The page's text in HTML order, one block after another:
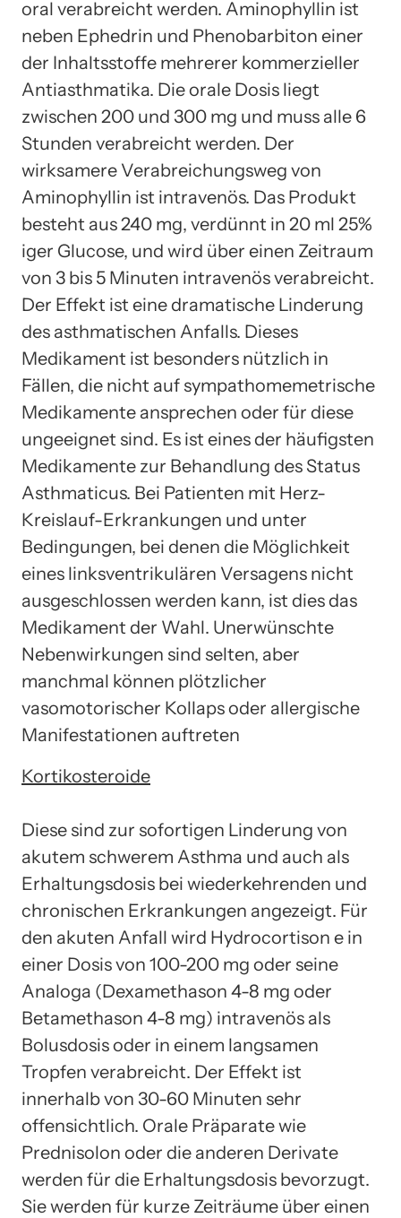
oral verabreicht werden. Aminophyllin ist
neben Ephedrin und Phenobarbiton einer
der Inhaltsstoffe mehrerer kommerzieller
Antiasthmatika. Die orale Dosis liegt
zwischen 200 und 300 mg und muss alle 6
Stunden verabreicht werden. Der
wirksamere Verabreichungsweg von
Aminophyllin ist intravenös. Das Produkt
besteht aus 240 mg, verdünnt in 20 ml 25%
iger Glucose, und wird über einen Zeitraum
von 3 bis 5 Minuten intravenös verabreicht.
Der Effekt ist eine dramatische Linderung
des asthmatischen Anfalls. Dieses
Medikament ist besonders nützlich in
Fällen, die nicht auf sympathomemetrische
Medikamente ansprechen oder für diese
ungeeignet sind. Es ist eines der häufigsten
Medikamente zur Behandlung des Status
Asthmaticus. Bei Patienten mit Herz-
Kreislauf-Erkrankungen und unter
Bedingungen, bei denen die Möglichkeit
eines linksventrikulären Versagens nicht
ausgeschlossen werden kann, ist dies das
Medikament der Wahl. Unerwünschte
Nebenwirkungen sind selten, aber
manchmal können plötzlicher
vasomotorischer Kollaps oder allergische
Manifestationen auftreten
Kortikosteroide
Diese sind zur sofortigen Linderung von
akutem schwerem Asthma und auch als
Erhaltungsdosis bei wiederkehrenden und
chronischen Erkrankungen angezeigt. Für
den akuten Anfall wird Hydrocortison e in
einer Dosis von 100-200 mg oder seine
Analoga (Dexamethason 4-8 mg oder
Betamethason 4-8 mg) intravenös als
Bolusdosis oder in einem langsamen
Tropfen verabreicht. Der Effekt ist
innerhalb von 30-60 Minuten sehr
offensichtlich. Orale Präparate wie
Prednisolon oder die anderen Derivate
werden für die Erhaltungsdosis bevorzugt.
Sie werden für kurze Zeiträume über einen